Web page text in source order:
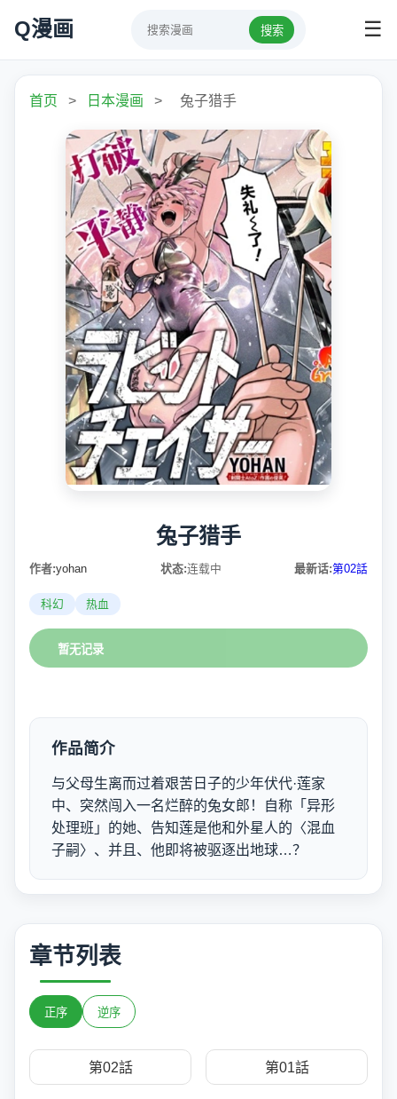
Q漫画 搜索 ☰
首页 > 日本漫画 > 兔子猎手
兔子猎手
作者:yohan 状态:连载中 最新话:第02話
科幻 热血
暂无记录
作品简介
与父母生离而过着艰苦日子的少年伏代·莲家
中、突然闯入一名烂醉的兔女郎！自称「异形
处理班」的她、告知莲是他和外星人的〈混血
子嗣〉、并且、他即将被驱逐出地球…？
章节列表
正序 逆序
第02話 第01話